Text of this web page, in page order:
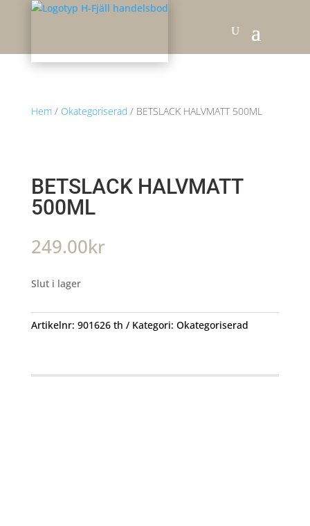
Hem/ Okategoriserad / BETSLACK HALVMATT 500ML
BETSLACK HALVMATT
500ML
249.00kr
Slut i lager
Artikelnr: 901626 th Kategori: Okategoriserad